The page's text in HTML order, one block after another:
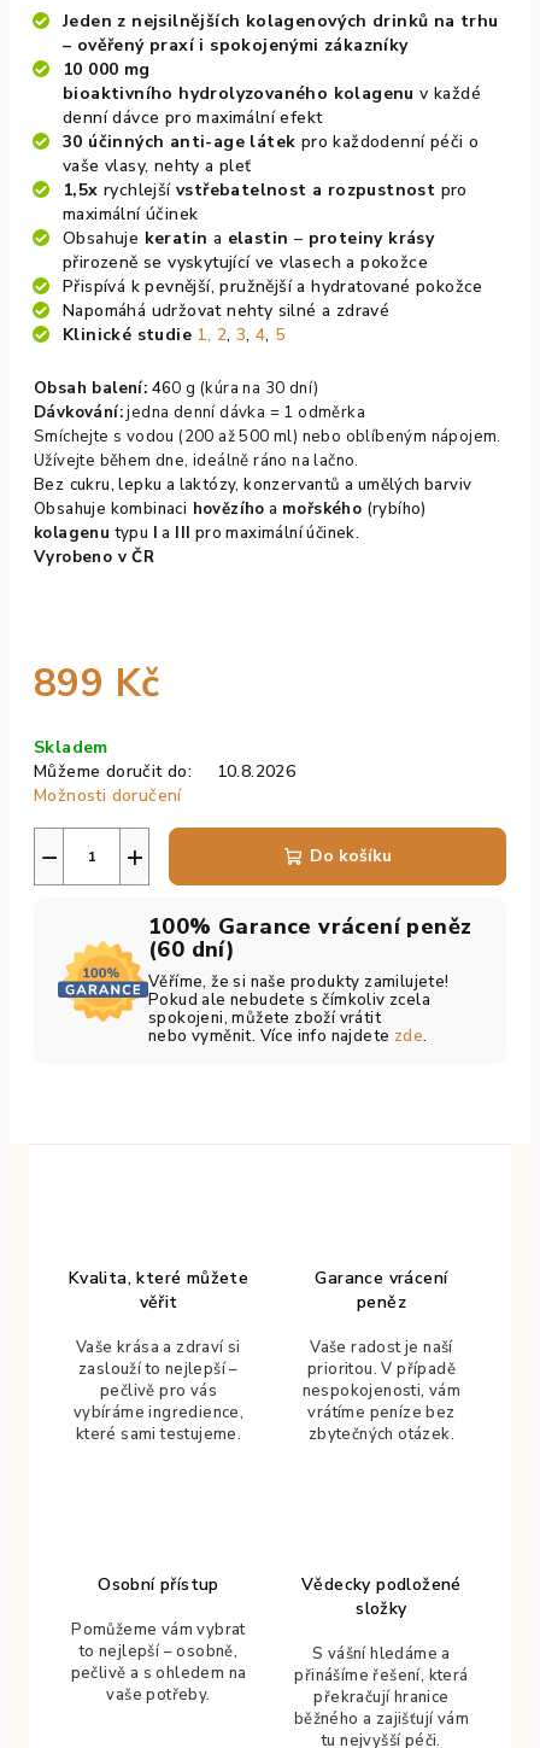
Jeden z nejsilnějších kolagenových drinků na trhu
– ověřený praxí i spokojenými zákazníky
10 000 mg
bioaktivního hydrolyzovaného kolagenu v každé
denní dávce pro maximální efekt
30 účinných anti-age látek pro každodenní péči o
vaše vlasy, nehty a pleť
1,5x rychlejšívstřebatelnost a rozpustnost pro
maximální účinek
Obsahuje keratin a elastin – proteiny krásy
přirozeně se vyskytující ve vlasech a pokožce
Přispívá k pevnější, pružnější a hydratované pokožce
Napomáhá udržovat nehty silné a zdravé
Klinické studie 1, 2, 3,4, 5
Obsah balení: 460 g (kúra na 30 dní)
Dávkování:jedna denní dávka = 1 odměrka
Smíchejte s vodou (200 až 500 ml) nebo oblíbeným nápojem.
Užívejte během dne, ideálně ráno na lačno.
Bez cukru, lepku a laktózy, konzervantů a umělých barviv
Obsahuje kombinaci hovězího a mořského (rybího)
kolagenu typu I a III pro maximální účinek.
Vyrobeno v ČR
899 Kč
cena:
Skladem
Můžeme doručit do:
10.8.2026
Možnosti doručení
100% Garance vrácení peněz
(60 dní)
Věříme, že si naše produkty zamilujete!
Pokud ale nebudete s čímkoliv zcela
spokojeni, můžete zboží vrátit
nebo vyměnit. Více info najdete zde.
+
− Do košíku
Kvalita, které můžete
věřit
Vaše krása a zdraví si
zaslouží to nejlepší –
pečlivě pro vás
vybíráme ingredience,
které sami testujeme.
Garance vrácení
peněz
Vaše radost je naší
prioritou. V případě
nespokojenosti, vám
vrátíme peníze bez
zbytečných otázek.
Osobní přístup
Pomůžeme vám vybrat
to nejlepší – osobně,
pečlivě a s ohledem na
vaše potřeby.
Vědecky podložené
složky
S vášní hledáme a
přinášíme řešení, která
překračují hranice
běžného a zajišťují vám
tu nejvyšší péči.